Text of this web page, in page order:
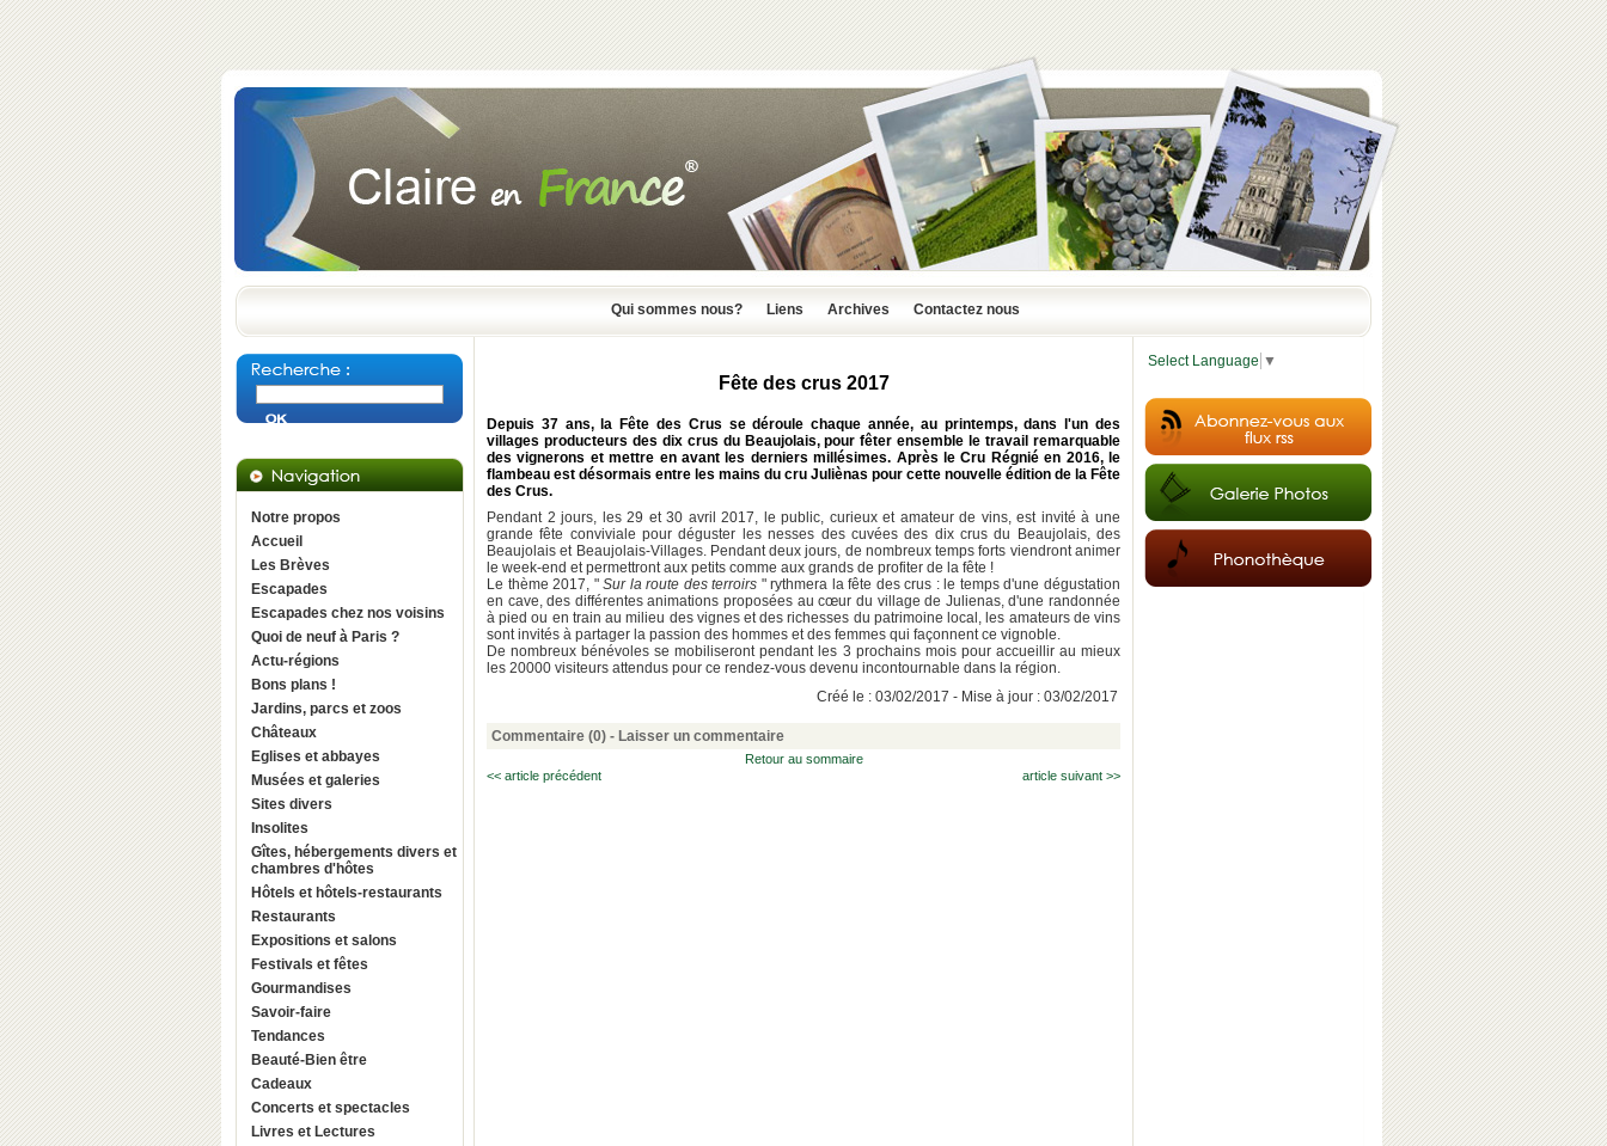
Qui sommes nous? Liens Archives Contactez nous
Notre propos
Accueil
Les Brèves
Escapades
Escapades chez nos voisins
Quoi de neuf à Paris ?
Actu-régions
Bons plans !
Jardins, parcs et zoos
Châteaux
Eglises et abbayes
Musées et galeries
Sites divers
Insolites
Gîtes, hébergements divers et
chambres d'hôtes
Hôtels et hôtels-restaurants
Restaurants
Expositions et salons
Festivals et fêtes
Gourmandises
Savoir-faire
Tendances
Beauté-Bien être
Cadeaux
Concerts et spectacles
Livres et Lectures
Fête des crus 2017
Depuis 37 ans, la Fête des Crus se déroule chaque année, au printemps, dans l'un des
villages producteurs des dix crus du Beaujolais, pour fêter ensemble le travail remarquable
des vignerons et mettre en avant les derniers millésimes. Après le Cru Régnié en 2016, le
flambeau est désormais entre les mains du cru Juliènas pour cette nouvelle édition de la Fête
des Crus.
Pendant 2 jours, les 29 et 30 avril 2017, le public, curieux et amateur de vins, est invité à une
grande fête conviviale pour déguster les nesses des cuvées des dix crus du Beaujolais, des
Beaujolais et Beaujolais-Villages. Pendant deux jours, de nombreux temps forts viendront animer
le week-end et permettront aux petits comme aux grands de profiter de la fête !
Le thème 2017, "Sur la route des terroirs " rythmera la fête des crus : le temps d'une dégustation
en cave, des différentes animations proposées au cœur du village de Julienas, d'une randonnée
à pied ou en train au milieu des vignes et des richesses du patrimoine local, les amateurs de vins
sont invités à partager la passion des hommes et des femmes qui façonnent ce vignoble.
De nombreux bénévoles se mobiliseront pendant les 3 prochains mois pour accueillir au mieux
les 20000 visiteurs attendus pour ce rendez-vous devenu incontournable dans la région.
Créé le : 03/02/2017 - Mise à jour : 03/02/2017
Commentaire (0) - Laisser un commentaire
Retour au sommaire
article suivant >>
<< article précédent
Select Language ▼